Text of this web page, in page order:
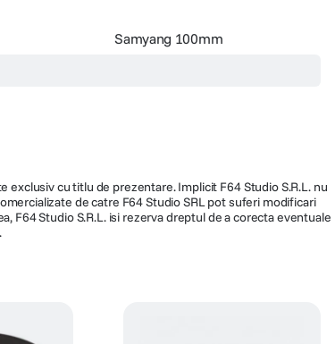
Samyang 100mm
cu titlu de prezentare. Implicit F64 Studio S.R.L. nu
de catre F64 Studio SRL pot suferi modificari
Studio S.R.L. isi rezerva dreptul de a corecta eventuale